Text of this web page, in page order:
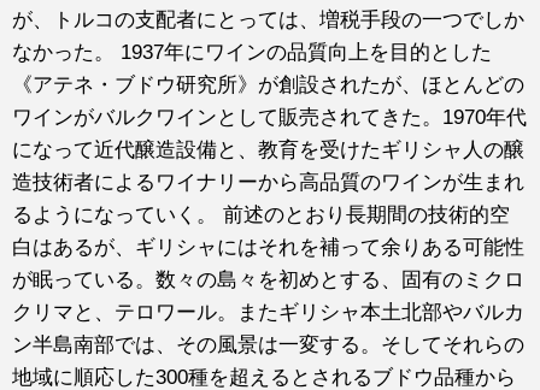
が、トルコの支配者にとっては、増税手段の一つでしか
なかった。 1937年にワインの品質向上を目的とした
《アテネ・ブドウ研究所》が創設されたが、ほとんどの
ワインがバルクワインとして販売されてきた。1970年代
になって近代醸造設備と、教育を受けたギリシャ人の醸
造技術者によるワイナリーから高品質のワインが生まれ
るようになっていく。 前述のとおり長期間の技術的空
白はあるが、ギリシャにはそれを補って余りある可能性
が眠っている。数々の島々を初めとする、固有のミクロ
クリマと、テロワール。またギリシャ本土北部やバルカ
ン半島南部では、その風景は一変する。そしてそれらの
地域に順応した300種を超えるとされるブドウ品種から